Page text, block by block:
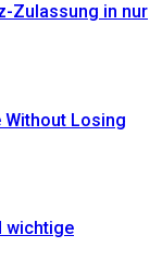
Zulassung in nur
Without Losing
wichtige